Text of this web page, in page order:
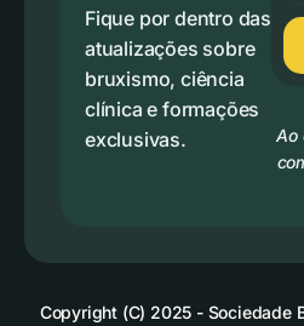
Fique por dentro das
atualizações sobre
bruxismo, ciência
clínica e formações
exclusivas.
Ao
Copyright (C) 2025 - Sociedade